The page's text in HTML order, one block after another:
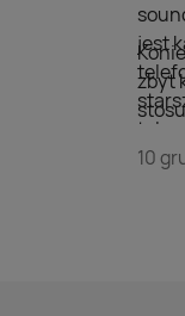
jest
zbyt
10